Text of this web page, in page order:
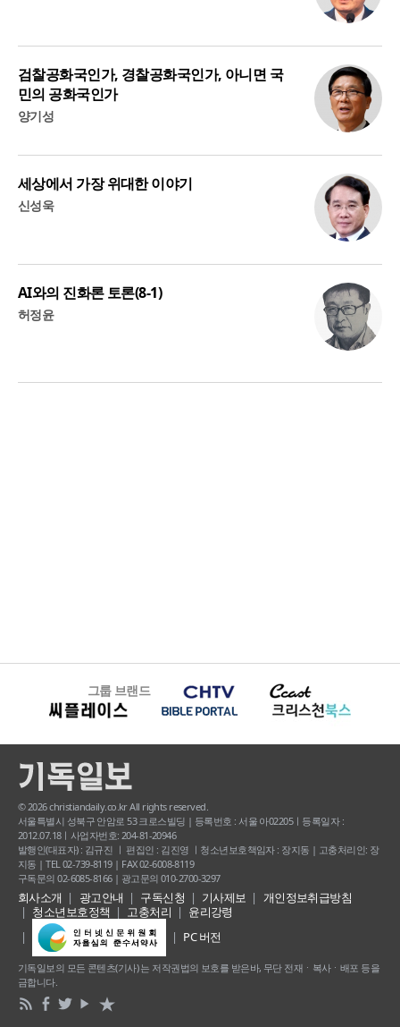
검찰공화국인가, 경찰공화국인가, 아니면 국
민의 공화국인가
양기성
세상에서 가장 위대한 이야기
신성욱
AI와의 진화론 토론(8-1)
허정윤
그룹 브랜드
© 2026 christiandaily.co.kr All rights reserved.
서울특별시 성북구 안암로 53 크로스빌딩 | 등록번호 : 서울 아02205ㅣ등록일자 :
2012.07.18ㅣ사업자번호: 204-81-20946
발행인(대표자) : 김규진 ㅣ 편집인 : 김진영 ㅣ청소년보호책임자 : 장지동 | 고충처리인: 장
지동 | TEL 02-739-8119 | FAX 02-6008-8119
구독문의 02-6085-8166 | 광고문의 010-2700-3297
회사소개 광고안내 구독신청 기사제보
개인정보취급방침
청소년보호정책
고충처리
윤리강령
PC 버전
기독일보의 모든 콘텐츠(기사) 는 저작권법의 보호를 받은바, 무단 전재ㆍ복사ㆍ배포 등을
금합니다.